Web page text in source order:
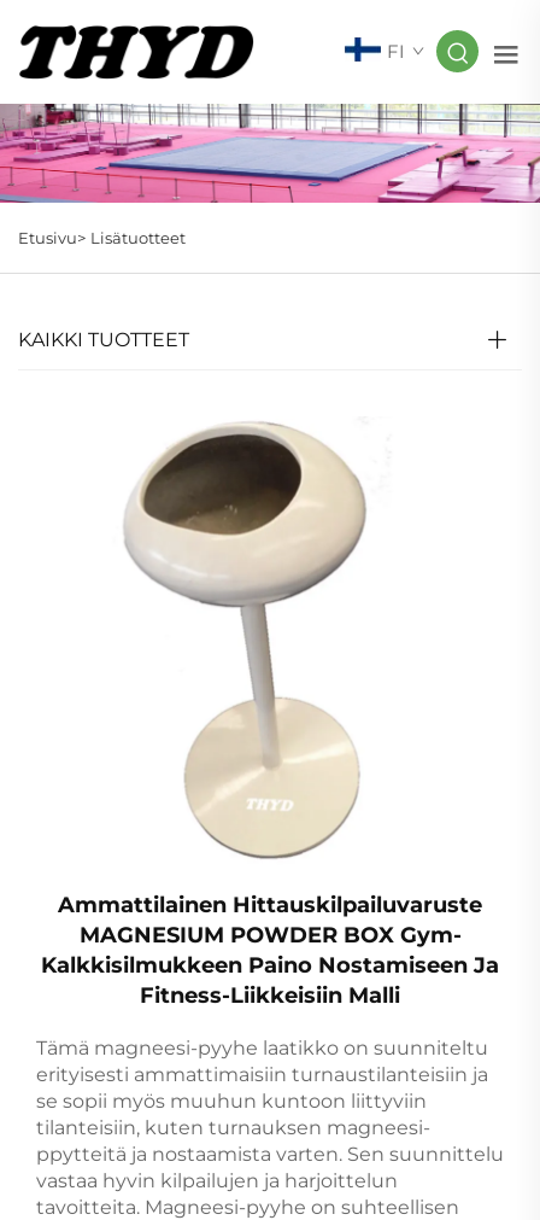
FI
Etusivu> Lisätuotteet
KAIKKI TUOTTEET
Ammattilainen Hittauskilpailuvaruste
MAGNESIUM POWDER BOX Gym-
Kalkkisilmukkeen Paino Nostamiseen Ja
Fitness-Liikkeisiin Malli
Tämä magneesi-pyyhe laatikko on suunniteltu
erityisesti ammattimaisiin turnaustilanteisiin ja
se sopii myös muuhun kuntoon liittyviin
tilanteisiin, kuten turnauksen magneesi-
ppytteitä ja nostaamista varten. Sen suunnittelu
vastaa hyvin kilpailujen ja harjoittelun
tavoitteita. Magneesi-pyyhe on suhteellisen